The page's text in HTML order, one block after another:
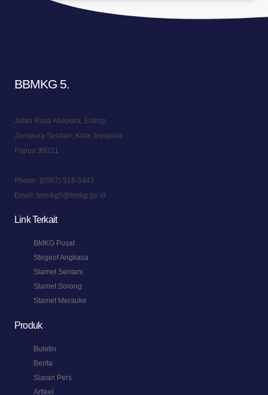
BBMKG 5.
Jalan Raya Abepura, Entrop
Jayapura Selatan, Kota Jayapura
Papua 99221
Phone: (0967) 516-5442
Email: bbmkg5@bmkg.go.id
Link Terkait
BMKG Pusat
Stegeof Angkasa
Stamet Sentani
Stamet Sorong
Stamet Merauke
Produk
Buletin
Berita
Siaran Pers
Artikel